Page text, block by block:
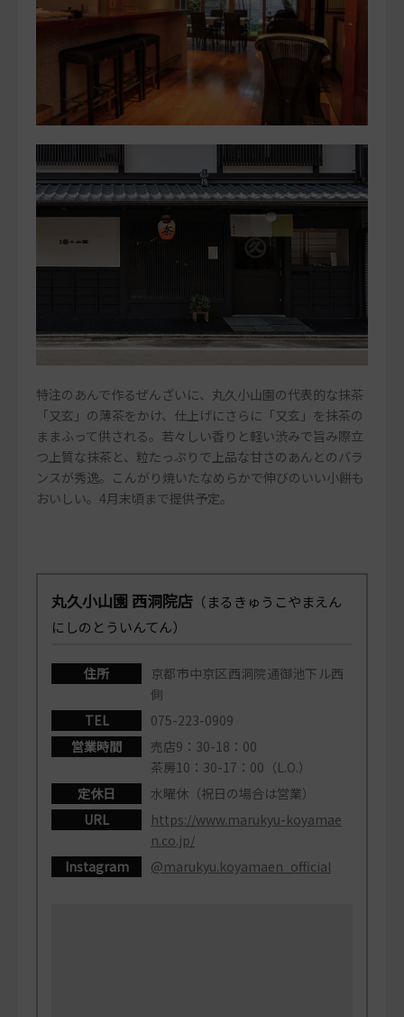
特注のあんで作るぜんざいに、丸久小山園の代表的な抹茶
「又玄」の薄茶をかけ、仕上げにさらに「又玄」を抹茶の
ままふって供される。若々しい香りと軽い渋みで旨み際立
つ上質な抹茶と、粒たっぷりで上品な甘さのあんとのバラ
ンスが秀逸。こんがり焼いたなめらかで伸びのいい小餅も
おいしい。4月末頃まで提供予定。
丸久小山園 西洞院店 （まるきゅうこやまえん
にしのとういんてん）
住所
京都市中京区西洞院通御池下ル西
側
TEL
075-223-0909
営業時間
売店9：30-18：00
茶房10：30-17：00（L.O.）
定休日
水曜休（祝日の場合は営業）
URL
https://www.marukyu-koyamae
n.co.jp/
Instagram
@marukyu.koyamaen_official